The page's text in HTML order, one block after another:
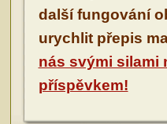
další fungování
urychlit přepis
nás svými silami
příspěvkem!